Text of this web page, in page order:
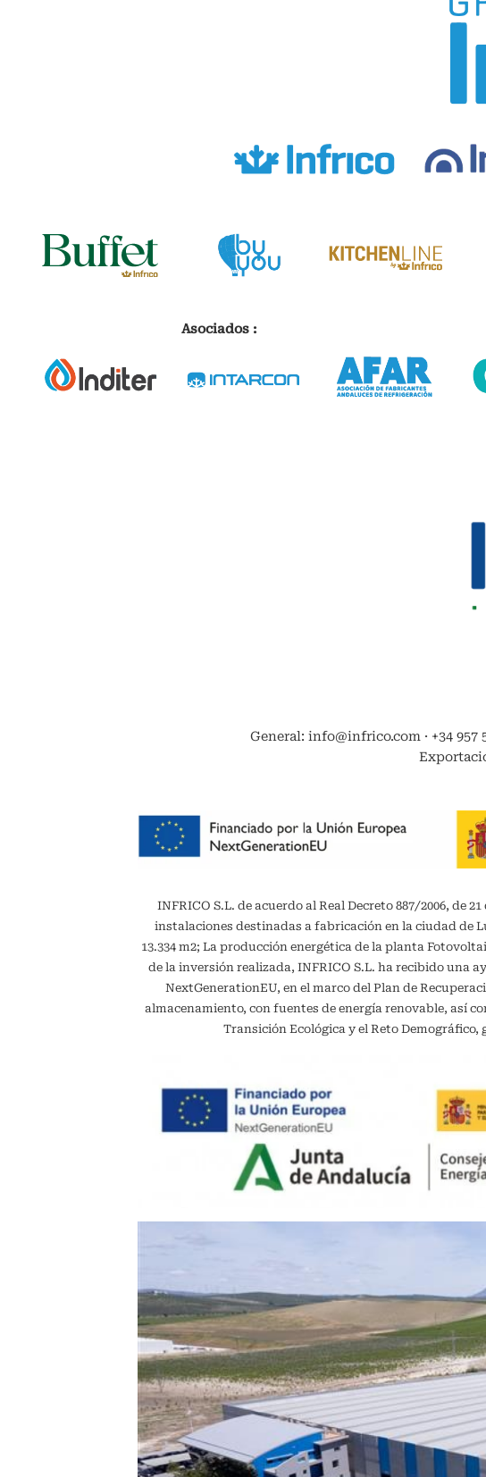
Asociados :
General: info@infrico.com · +34 957
INFRICO S.L. de acuerdo al Real Decreto 887/2006, de
instalaciones destinadas a fabricación en la ciudad de
13.334 m2; La producción energética de la planta
de la inversión realizada, INFRICO S.L. ha recibido una
NextGenerationEU, en el marco del Plan de
almacenamiento, con fuentes de energía renovable, así
Transición Ecológica y el Reto